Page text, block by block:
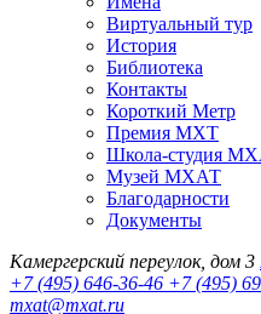
Виртуальный тур
История
Библиотека
Контакты
Короткий Метр
Премия МХТ
Школа-студия
Музей МХАТ
Благодарности
Документы
Камергерский переулок, дом 3
+7 (495) 646-36-46 +7 (495)
mxat@mxat.ru